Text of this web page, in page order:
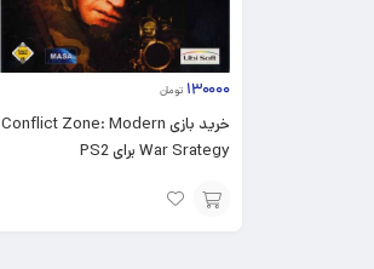
۱۳۰۰۰۰ تومان
خرید بازی Conflict Zone: Modern
War Srategy برای PS2